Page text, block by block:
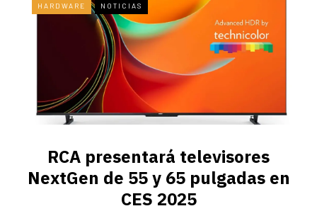
HARDWARE NOTICIAS
RCA presentará televisores
NextGen de 55 y 65 pulgadas en
CES 2025